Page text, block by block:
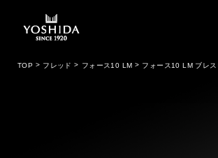
TOP フレッド フォース10 LM フォース10 LM ブレ